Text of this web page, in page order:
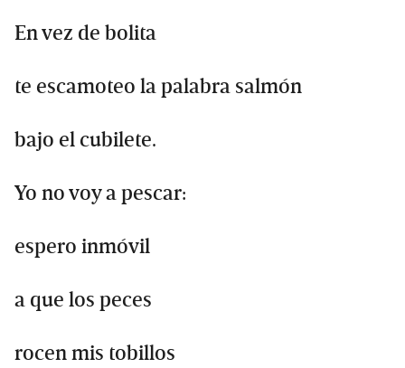
En vez de bolita
te escamoteo la palabra salmón
bajo el cubilete.
Yo no voy a pescar:
espero inmóvil
a que los peces
rocen mis tobillos